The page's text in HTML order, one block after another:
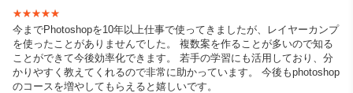
★★★★★
★★★★★
今までPhotoshopを10年以上仕事で使ってきましたが、レイヤーカンプ
を使ったことがありませんでした。 複数案を作ることが多いので知る
ことができて今後効率化できます。 若手の学習にも活用しており、分
かりやすく教えてくれるので非常に助かっています。 今後もphotoshop
のコースを増やしてもらえると嬉しいです。